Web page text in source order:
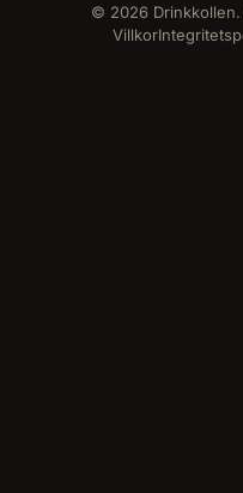
Villkor
© 2026